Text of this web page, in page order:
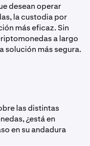
desean operar
la custodia por
más eficaz. Sin
a largo
solución más segura.
las distintas
¿está en
en su andadura